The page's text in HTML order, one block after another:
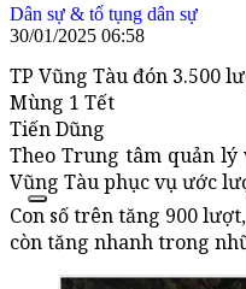
Dân sự & tố tụng dân sự
30/01/2025 06:58
TP Vũng Tàu đón 3.500
Mùng 1 Tết
Tiến Dũng
Theo Trung tâm quản lý
Vũng Tàu phục vụ ước
Con số trên tăng 900
còn tăng nhanh trong